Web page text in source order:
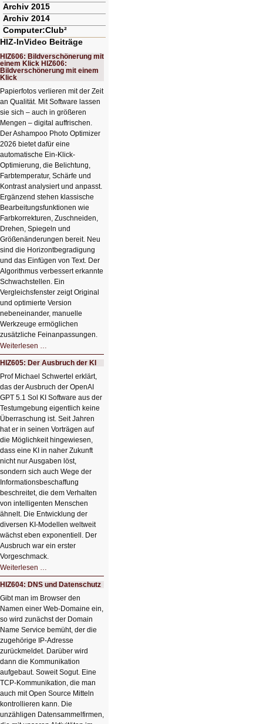
Archiv 2015
Archiv 2014
Computer:Club²
HIZ-InVideo Beiträge
HIZ606: Bildverschönerung mit
einem Klick HIZ606:
Bildverschönerung mit einem
Klick
Papierfotos verlieren mit der Zeit
an Qualität. Mit Software lassen
sie sich – auch in größeren
Mengen – digital auffrischen.
Der Ashampoo Photo Optimizer
2026 bietet dafür eine
automatische Ein-Klick-
Optimierung, die Belichtung,
Farbtemperatur, Schärfe und
Kontrast analysiert und anpasst.
Ergänzend stehen klassische
Bearbeitungsfunktionen wie
Farbkorrekturen, Zuschneiden,
Drehen, Spiegeln und
Größenänderungen bereit. Neu
sind die Horizontbegradigung
und das Einfügen von Text. Der
Algorithmus verbessert erkannte
Schwachstellen. Ein
Vergleichsfenster zeigt Original
und optimierte Version
nebeneinander, manuelle
Werkzeuge ermöglichen
zusätzliche Feinanpassungen.
Weiterlesen …
Bildverschönerung
mit
einem
Klick
HIZ606:
Bildverschönerung
mit
einem
Klick
HIZ605: Der Ausbruch der KI
Prof Michael Schwertel erklärt,
das der Ausbruch der OpenAI
GPT 5.1 Sol KI Software aus der
Testumgebung eigentlich keine
Überraschung ist. Seit Jahren
hat er in seinen Vorträgen auf
die Möglichkeit hingewiesen,
dass eine KI in naher Zukunft
nicht nur Ausgaben löst,
sondern sich auch Wege der
Informationsbeschaffung
beschreitet, die dem Verhalten
von intelligenten Menschen
ähnelt. Die Entwicklung der
diversen KI-Modellen weltweit
wächst eben exponentiell. Der
Ausbruch war ein erster
Vorgeschmack.
Weiterlesen …
Der
Ausbruch
der
KI
HIZ604: DNS und Datenschutz
Gibt man im Browser den
Namen einer Web-Domaine ein,
so wird zunächst der Domain
Name Service bemüht, der die
zugehörige IP-Adresse
zurückmeldet. Darüber wird
dann die Kommunikation
aufgebaut. Soweit Sogut. Eine
TCP-Kommunikation, die man
auch mit Open Source Mitteln
kontrollieren kann. Die
unzähligen Datensammelfirmen,